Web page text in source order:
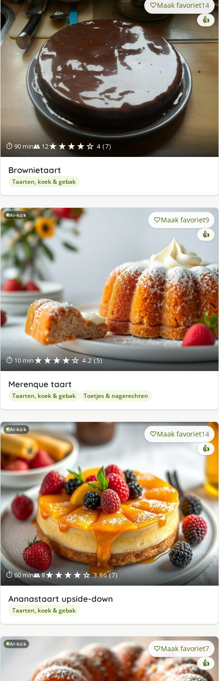
⏱ 90 min👥 12★★★★☆ 4 (7)
Maak favoriet14
👍
Brownietaart
Taarten, koek & gebak
AI-kok
⏱ 10 min★★★★☆ 4.2 (5)
Maak favoriet9
👍
Merenque taart
Taarten, koek & gebak Toetjes & nagerechten
AI-kok
⏱ 60 min👥 8★★★★☆ 3.86 (7)
Maak favoriet14
👍
Ananastaart upside-down
Taarten, koek & gebak
AI-kok Maak favoriet7
👍